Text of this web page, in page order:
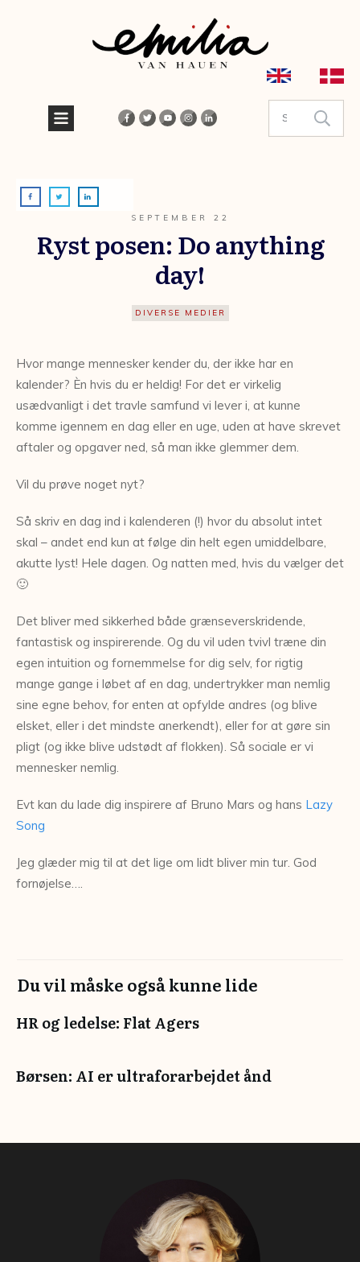
SEPTEMBER 22
Ryst posen: Do anything
day!
DIVERSE MEDIER
Hvor mange mennesker kender du, der ikke har en
kalender? Èn hvis du er heldig! For det er virkelig
usædvanligt i det travle samfund vi lever i, at kunne
komme igennem en dag eller en uge, uden at have skrevet
aftaler og opgaver ned, så man ikke glemmer dem.
Vil du prøve noget nyt?
Så skriv en dag ind i kalenderen (!) hvor du absolut intet
skal – andet end kun at følge din helt egen umiddelbare,
akutte lyst! Hele dagen. Og natten med, hvis du vælger det
🙂
Det bliver med sikkerhed både grænseverskridende,
fantastisk og inspirerende. Og du vil uden tvivl træne din
egen intuition og fornemmelse for dig selv, for rigtig
mange gange i løbet af en dag, undertrykker man nemlig
sine egne behov, for enten at opfylde andres (og blive
elsket, eller i det mindste anerkendt), eller for at gøre sin
pligt (og ikke blive udstødt af flokken). Så sociale er vi
mennesker nemlig.
Evt kan du lade dig inspirere af Bruno Mars og hans Lazy
Song
Jeg glæder mig til at det lige om lidt bliver min tur. God
fornøjelse….
Du vil måske også kunne lide
HR og ledelse: Flat Agers
Børsen: AI er ultraforarbejdet ånd